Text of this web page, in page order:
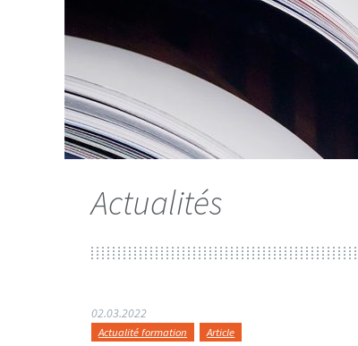
Actualités
02.03.2022
Actualité formation Article